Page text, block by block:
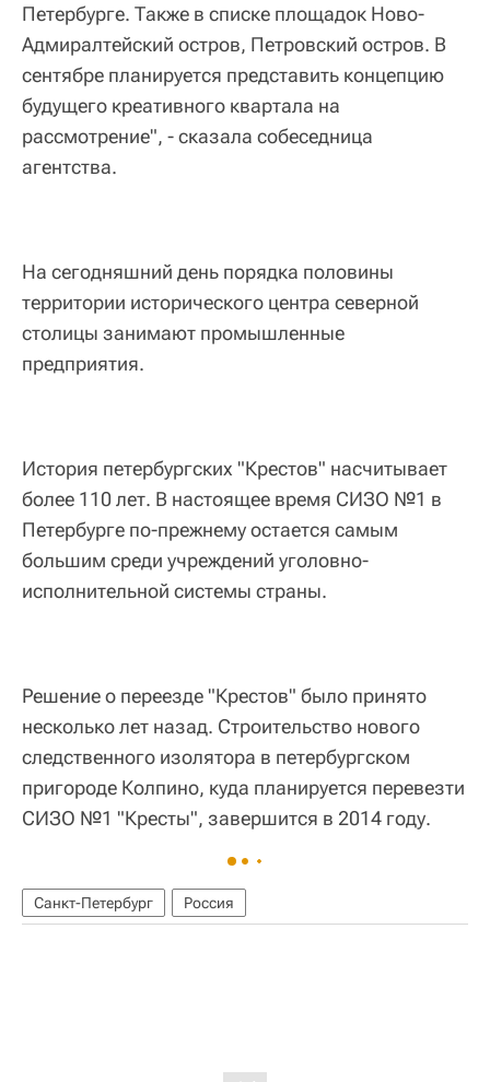
Петербурге. Также в списке площадок Ново-
Адмиралтейский остров, Петровский остров. В
сентябре планируется представить концепцию
будущего креативного квартала на
рассмотрение", - сказала собеседница
агентства.
На сегодняшний день порядка половины
территории исторического центра северной
столицы занимают промышленные
предприятия.
История петербургских "Крестов" насчитывает
более 110 лет. В настоящее время СИЗО №1 в
Петербурге по-прежнему остается самым
большим среди учреждений уголовно-
исполнительной системы страны.
Решение о переезде "Крестов" было принято
несколько лет назад. Строительство нового
следственного изолятора в петербургском
пригороде Колпино, куда планируется перевезти
СИЗО №1 "Кресты", завершится в 2014 году.
Санкт-Петербург Россия